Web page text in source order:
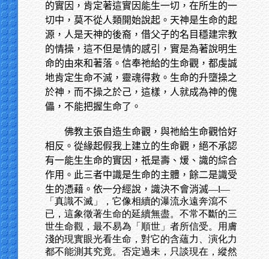
的實因，肯定著這實因能生一切，在所生的一
切中，莫不從人類開始說起。天神是生命的起
源，人是天神的後裔，借父子的名目穩建宗教
的情操，這不但是情的感引，實是為著說明生
命的由來和著落。信奉祂給的生命觀，都虔誠
地肯定生命不滅，靈魂得救。生命的升墮操之
於神，而不操之於己，這樣，人就成為神的傀
儡，不能把握生命了。
佛教主張自造生命觀，與祂給生命觀恰好
相反。從緣起假我上建立的生命觀，絕不承認
有一能生生命的實因，祇是壽、煖、識的綜合
作用。此三者中識是生命的主體，餘二是識受
生的憑藉。依一分經說，識決不會消滅—l—
「真識不滅」，它像相續的瀑流永遠奔瀉不
已，這象徵著生命的延續無盡。不常不斷的三
世生命觀，最不易為「順世」者所信受。用膚
淺的現實眼光看生命，對它的含蘊力、演化力
都不能測其究竟。否定過未，只談現在，縱然